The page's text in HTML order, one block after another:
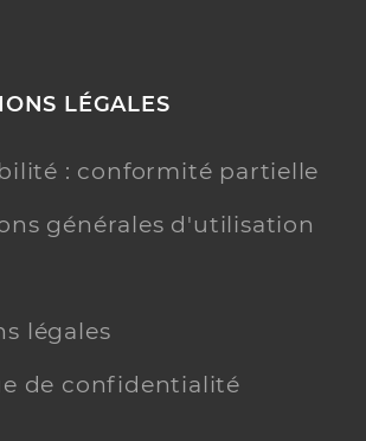
LÉGALES
: conformité partielle
générales d'utilisation
légales
de confidentialité